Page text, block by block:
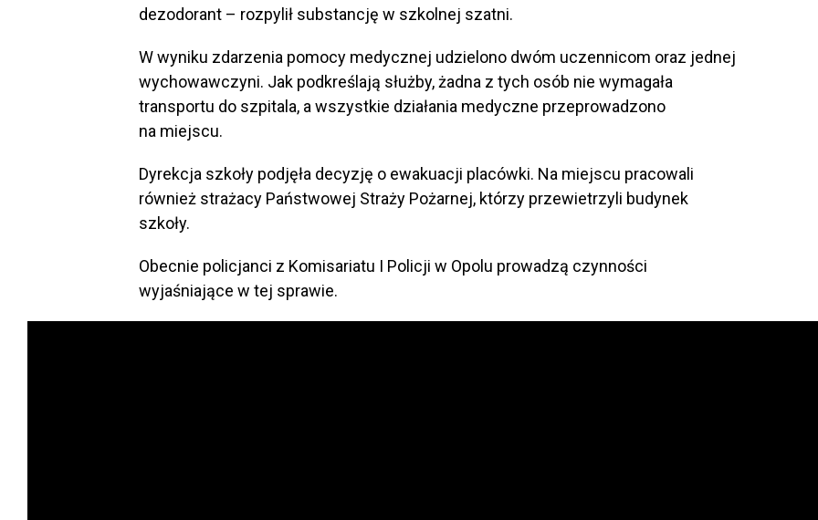
dezodorant – rozpylił substancję w szkolnej szatni.
W wyniku zdarzenia pomocy medycznej udzielono dwóm uczennicom oraz jednej
wychowawczyni. Jak podkreślają służby, żadna z tych osób nie wymagała
transportu do szpitala, a wszystkie działania medyczne przeprowadzono
na miejscu.
Dyrekcja szkoły podjęła decyzję o ewakuacji placówki. Na miejscu pracowali
również strażacy Państwowej Straży Pożarnej, którzy przewietrzyli budynek
szkoły.
Obecnie policjanci z Komisariatu I Policji w Opolu prowadzą czynności
wyjaśniające w tej sprawie.